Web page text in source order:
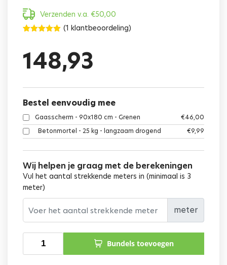
Verzenden v.a. €50,00
gebaseerd
op klant
waardering
(1 klantbeoordeling)
148,93
Bestel eenvoudig mee
Gaasscherm - 90x180 cm - Grenen €46,00
Betonmortel - 25 kg - langzaam drogend
€9,99
Wij helpen je graag met de berekeningen
Vul het aantal strekkende meters in (minimaal is 3
meter)
meter
Bundels toevoegen